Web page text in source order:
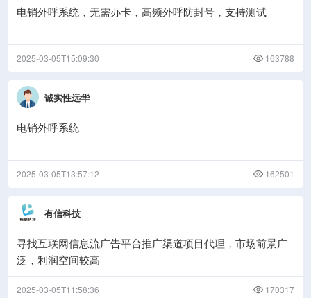
电销外呼系统，无需办卡，高频外呼防封号，支持测试
2025-03-05T15:09:30 163788
诚实性远华
电销外呼系统
2025-03-05T13:57:12 162501
有信科技
寻找互联网信息流广告平台推广渠道项目代理，市场前景广
泛，利润空间较高
2025-03-05T11:58:36 170317